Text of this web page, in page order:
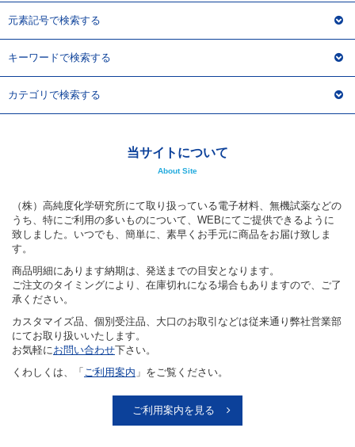
元素記号で検索する
キーワードで検索する
カテゴリで検索する
当サイトについて
About Site
（株）高純度化学研究所にて取り扱っている電子材料、無機試薬などの
うち、特にご利用の多いものについて、WEBにてご提供できるように
致しました。いつでも、簡単に、素早くお手元に商品をお届け致しま
す。
商品明細にあります納期は、発送までの目安となります。
ご注文のタイミングにより、在庫切れになる場合もありますので、ご了
承ください。
カスタマイズ品、個別受注品、大口のお取引などは従来通り弊社営業部
にてお取り扱いいたします。
お気軽にお問い合わせ下さい。
くわしくは、「 ご利用案内 」をご覧ください。
ご利用案内を見る